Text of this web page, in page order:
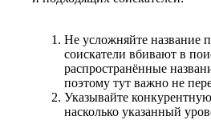
Не усложняйте название
соискатели вбивают в
распространённые
поэтому тут важно не
Указывайте
насколько указанный